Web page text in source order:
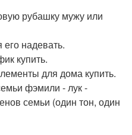
рубашку мужу или
его надевать.
купить.
для дома купить.
фэмили - лук -
семьи (один тон, один